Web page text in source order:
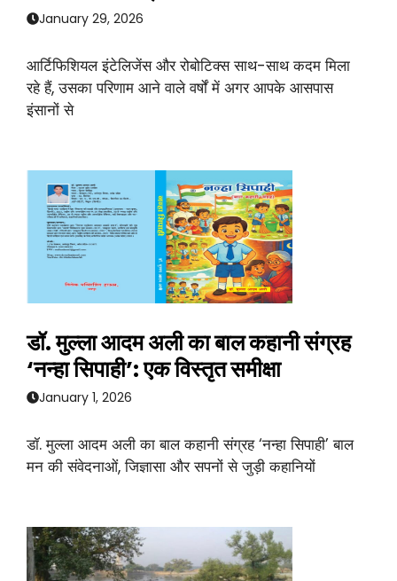
January 29, 2026
आर्टिफिशियल इंटेलिजेंस और रोबोटिक्स साथ-साथ कदम मिला
रहे हैं, उसका परिणाम आने वाले वर्षों में अगर आपके आसपास
इंसानों से
डॉ. मुल्ला आदम अली का बाल कहानी संग्रह
‘नन्हा सिपाही’: एक विस्तृत समीक्षा
January 1, 2026
डॉ. मुल्ला आदम अली का बाल कहानी संग्रह ‘नन्हा सिपाही’ बाल
मन की संवेदनाओं, जिज्ञासा और सपनों से जुड़ी कहानियों